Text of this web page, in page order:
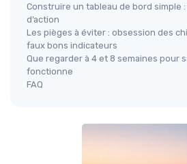
Construire un tableau de bord simple
d’action
Les pièges à éviter : obsession des
faux bons indicateurs
Que regarder à 4 et 8 semaines pour
fonctionne
FAQ